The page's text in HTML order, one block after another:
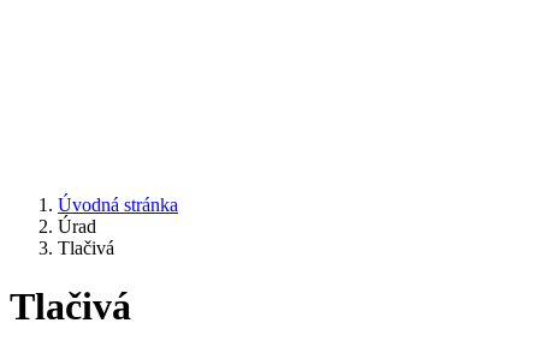
Úvodná stránka
Úrad
Tlačivá
Tlačivá